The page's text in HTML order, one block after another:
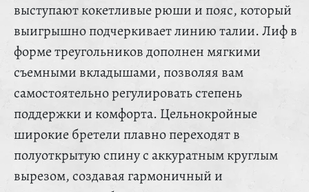
выступают кокетливые рюши и пояс, который
выигрышно подчеркивает линию талии. Лиф в
форме треугольников дополнен мягкими
съемными вкладышами, позволяя вам
самостоятельно регулировать степень
поддержки и комфорта. Цельнокройные
широкие бретели плавно переходят в
полуоткрытую спину с аккуратным круглым
вырезом, создавая гармоничный и